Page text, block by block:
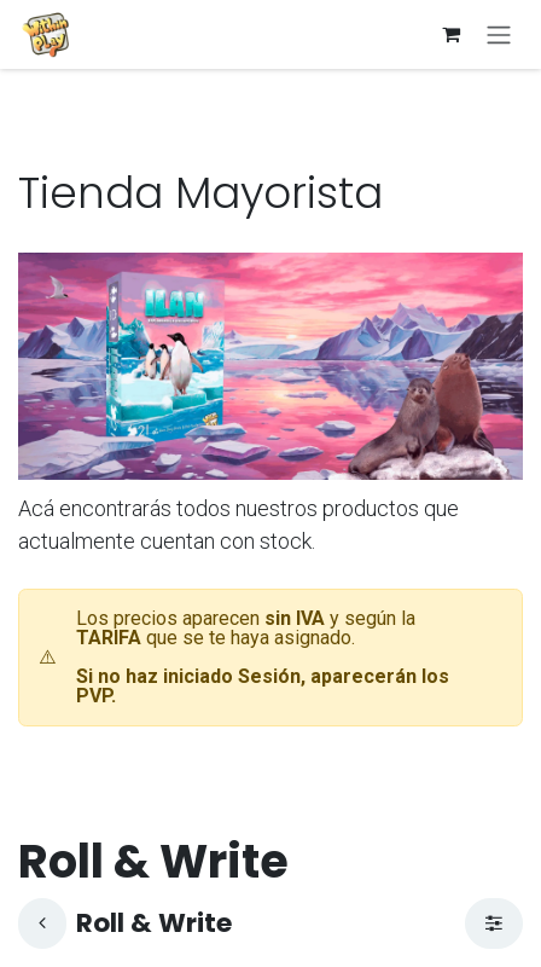
Ir al contenido
Tienda Mayorista
⚠️
Los precios aparecen sin IVA y según la
TARIFA que se te haya asignado.
Si no haz iniciado Sesión, aparecerán los
PVP.
Acá encontrarás todos nuestros productos que
actualmente cuentan con stock.
Roll & Write
Roll & Write